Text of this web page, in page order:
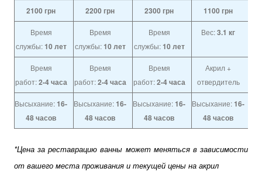
2100 грн 2200 грн 2300 грн 1100 грн
Время
службы:10 лет
Время
службы:10 лет
Время
службы:10 лет
Вес:3.1 кг
Время
работ:2-4 часа
Время
работ:2-4 часа
Время
работ:2-4 часа
Акрил +
отвердитель
Высыхание:16-
48 часов
Высыхание:16-
48 часов
Высыхание:16-
48 часов
Высыхание:16-
48 часов
*Цена за реставрацию ванны может меняться в зависимости
от вашего места проживания и текущей цены на акрил